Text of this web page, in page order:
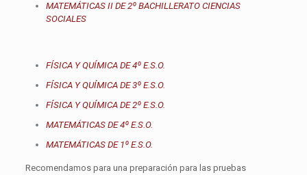
MATEMÁTICAS II DE 2º BACHILLERATO CIENCIAS
SOCIALES
FÍSICA Y QUÍMICA DE 4º E.S.O.
FÍSICA Y QUÍMICA DE 3º E.S.O.
FÍSICA Y QUÍMICA DE 2º E.S.O.
MATEMÁTICAS DE 4º E.S.O.
MATEMÁTICAS DE 1º E.S.O.
Recomendamos para una preparación para las pruebas